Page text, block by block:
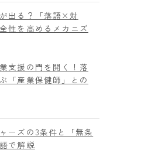
出る？「落語×対
性を高めるメカニズ
支援の門を開く！落
「産業保健師」との
ーズの3条件と「無条
で解説